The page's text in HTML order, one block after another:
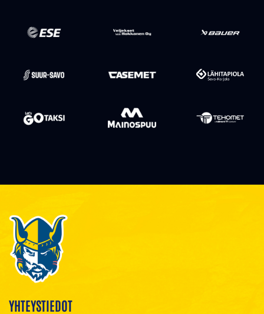
YHTEYSTIEDOT